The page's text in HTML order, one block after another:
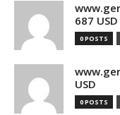
687 USD
0 POSTS
USD
0 POSTS